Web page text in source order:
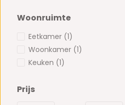
Woonruimte
Eetkamer (1)
Woonkamer (1)
Keuken (1)
Prijs